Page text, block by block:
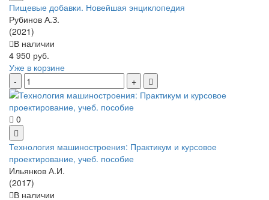
Пищевые добавки. Новейшая энциклопедия
Рубинов А.З.
(2021)
В наличии
4 950 руб.
Уже в корзине
0
Технология машиностроения: Практикум и курсовое
проектирование, учеб. пособие
Ильянков А.И.
(2017)
В наличии